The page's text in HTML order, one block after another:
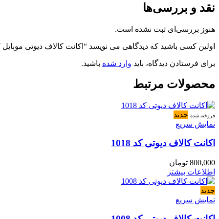
نقد و بررسی‌ها
هنوز بررسی‌ای ثبت نشده است.
اولین کسی باشید که دیدگاهی می نویسد “اکانت کالاف دیوتی موبایل کد
برای فرستادن دیدگاه، باید وارد شده باشید.
محصولات مرتبط
فروخته شده جدید
نمایش سریع
اکانت کالاف دیوتی کد 1018
800,000 تومان
اطلاعات بیشتر
جدید
نمایش سریع